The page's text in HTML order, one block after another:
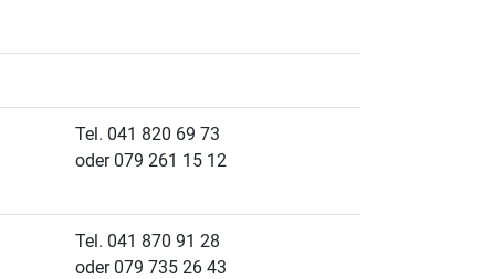
Tel. 041 820 69 73
oder 079 261 15 12
Tel. 041 870 91 28
oder 079 735 26 43